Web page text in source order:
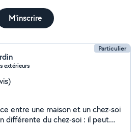
M'inscrire
Particulier
extérieurs
entre une maison et un chez-soi
différente du chez-soi : il peut